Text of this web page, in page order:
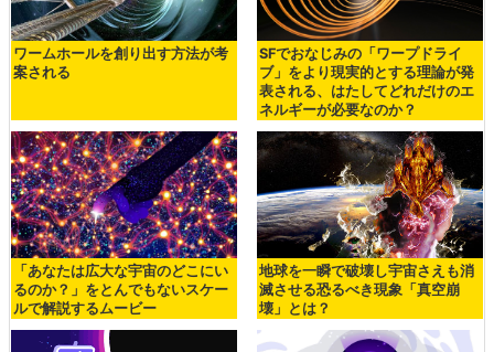
ワームホールを創り出す方法が考
案される
SFでおなじみの「ワープドライ
ブ」をより現実的とする理論が発
表される、はたしてどれだけのエ
ネルギーが必要なのか？
「あなたは広大な宇宙のどこにい
るのか？」をとんでもないスケー
ルで解説するムービー
地球を一瞬で破壊し宇宙さえも消
滅させる恐るべき現象「真空崩
壊」とは？